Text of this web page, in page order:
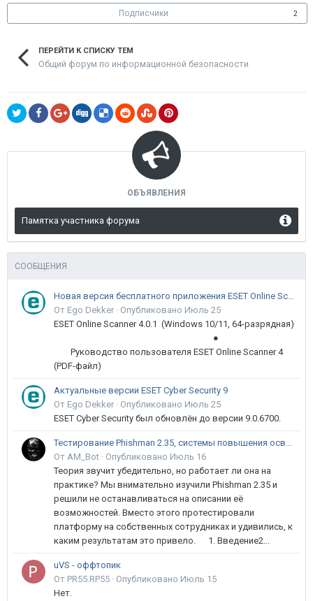
Подписчики 2
ПЕРЕЙТИ К СПИСКУ ТЕМ
Общий форум по информационной безопасности
ОБЪЯВЛЕНИЯ
Памятка участника форума
СООБЩЕНИЯ
Новая версия бесплатного приложения ESET Online Scanner доступна пользователям
От Ego Dekker · Опубликовано Июль 25
ESET Online Scanner 4.0.1 (Windows 10/11, 64-разрядная)
●
Руководство пользователя ESET Online Scanner 4
(PDF-файл)
Актуальные версии ESET Cyber Security 9
От Ego Dekker · Опубликовано Июль 25
ESET Cyber Security был обновлён до версии 9.0.6700.
Тестирование Phishman 2.35, системы повышения осведомлённости пользователей в сфере ИБ
От AM_Bot · Опубликовано Июль 16
Теория звучит убедительно, но работает ли она на
практике? Мы внимательно изучили Phishman 2.35 и
решили не останавливаться на описании её
возможностей. Вместо этого протестировали
платформу на собственных сотрудниках и удивились, к
каким результатам это привело. 1. Введение2...
uVS - оффтопик
От PR55.RP55 · Опубликовано Июль 15
Нет.